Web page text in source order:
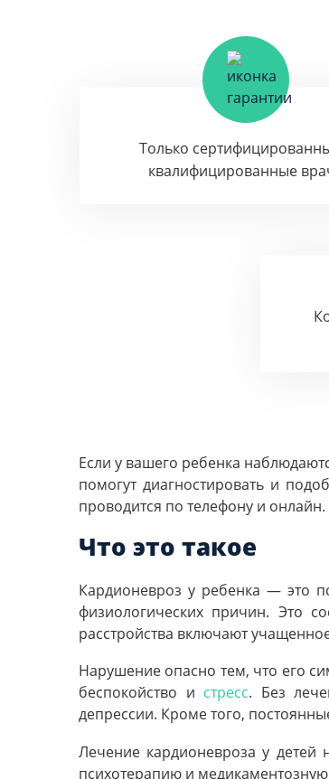
Только
квалифицированные
Если у вашего ребенка
помогут диагностировать и
проводится по телефону и онлайн.
Что это такое
Кардионевроз у ребенка — это
физиологических причин. Это
расстройства включают
Нарушение опасно тем, что его
беспокойство и стресс. Без
депрессии. Кроме того,
Лечение кардионевроза у
психотерапию и